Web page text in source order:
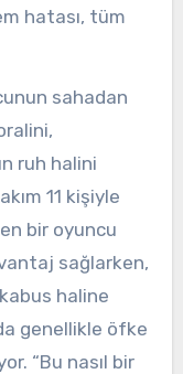
hatası, tüm
sahadan
ruh halini
11 kişiyle
bir oyuncu
sağlarken,
haline
genellikle öfke
“Bu nasıl bir